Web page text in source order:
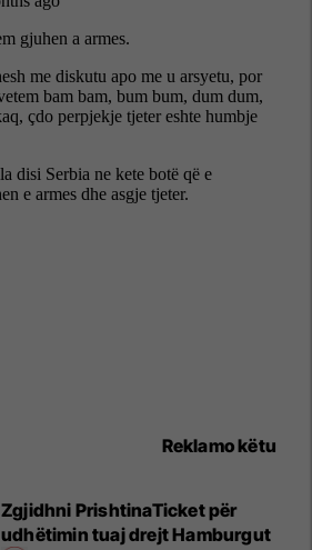
Reklamo këtu
Zgjidhni PrishtinaTicket për
udhëtimin tuaj drejt Hamburgut